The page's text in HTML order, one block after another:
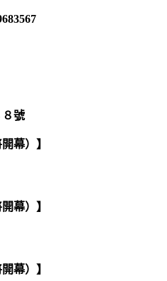
號
幕）】
幕）】
幕）】